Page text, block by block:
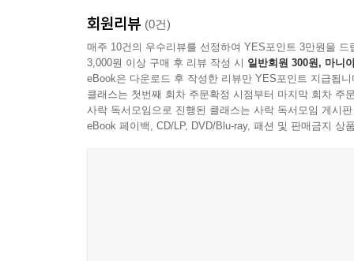
회원리뷰 (0건)
매주 10건의 우수리뷰를 선정하여 YES포인트 3만원을 드
3,000원 이상 구매 후 리뷰 작성 시 일반회원 300원, 마니
eBook은 다운로드 후 작성한 리뷰만 YES포인트 지급됩니
클래스는 첫번째 회차 주문확정 시점부터 마지막 회차 주
사락 독서모임으로 진행된 클래스는 사락 독서모임 게시
eBook 페이백, CD/LP, DVD/Blu-ray, 패션 및 판매금지 상